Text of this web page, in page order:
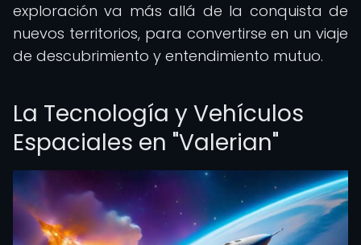
exploración va más allá de la conquista de
nuevos territorios, para convertirse en un viaje
de descubrimiento y entendimiento mutuo.
La Tecnología y Vehículos
Espaciales en "Valerian"